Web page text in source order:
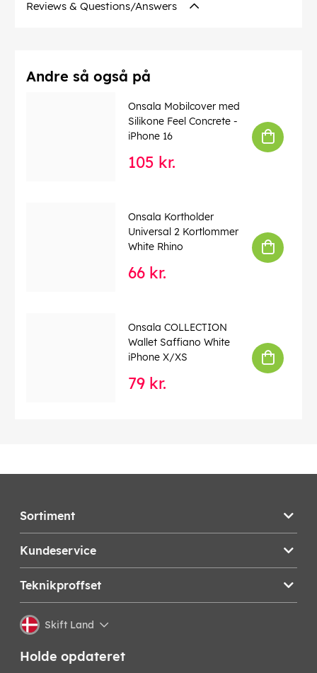
Reviews & Questions/Answers
Andre så også på
Onsala Mobilcover med
Silikone Feel Concrete -
iPhone 16
105 kr.
Onsala Kortholder
Universal 2 Kortlommer
White Rhino
66 kr.
Onsala COLLECTION
Wallet Saffiano White
iPhone X/XS
79 kr.
Sortiment
Kundeservice
Teknikproffset
Skift Land
Holde opdateret